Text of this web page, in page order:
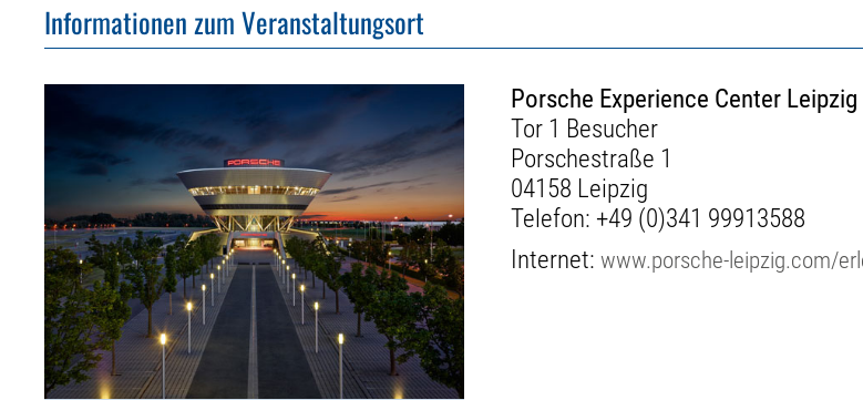
Informationen zum Veranstaltungsort
Porsche Experience Center Leipzig
Tor 1 Besucher
Porschestraße 1
04158 Leipzig
Telefon: +49 (0)341 99913588
Internet:www.porsche-leipzig.com/